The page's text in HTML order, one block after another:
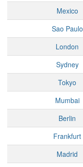
Mexico
Sao Paulo
London
Sydney
Tokyo
Mumbai
Berlin
Frankfurt
Madrid